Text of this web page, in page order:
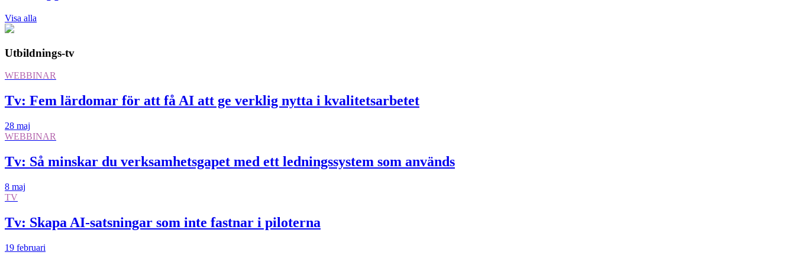
Visa alla
Utbildnings-tv
WEBBINAR
Tv: Fem lärdomar för att få AI att ge verklig nytta i kvalitetsarbetet
28 maj
WEBBINAR
Tv: Så minskar du verksamhetsgapet med ett ledningssystem som används
8 maj
TV
Tv: Skapa AI-satsningar som inte fastnar i piloterna
19 februari